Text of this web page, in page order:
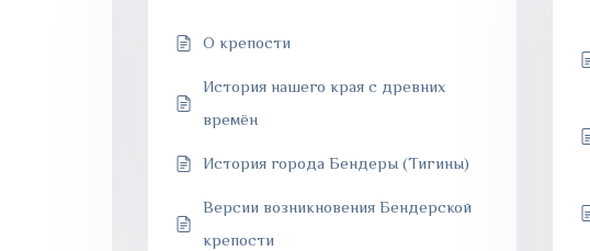
О крепости
История нашего края с древних
времён
История города Бендеры (Тигины)
Версии возникновения Бендерской
крепости